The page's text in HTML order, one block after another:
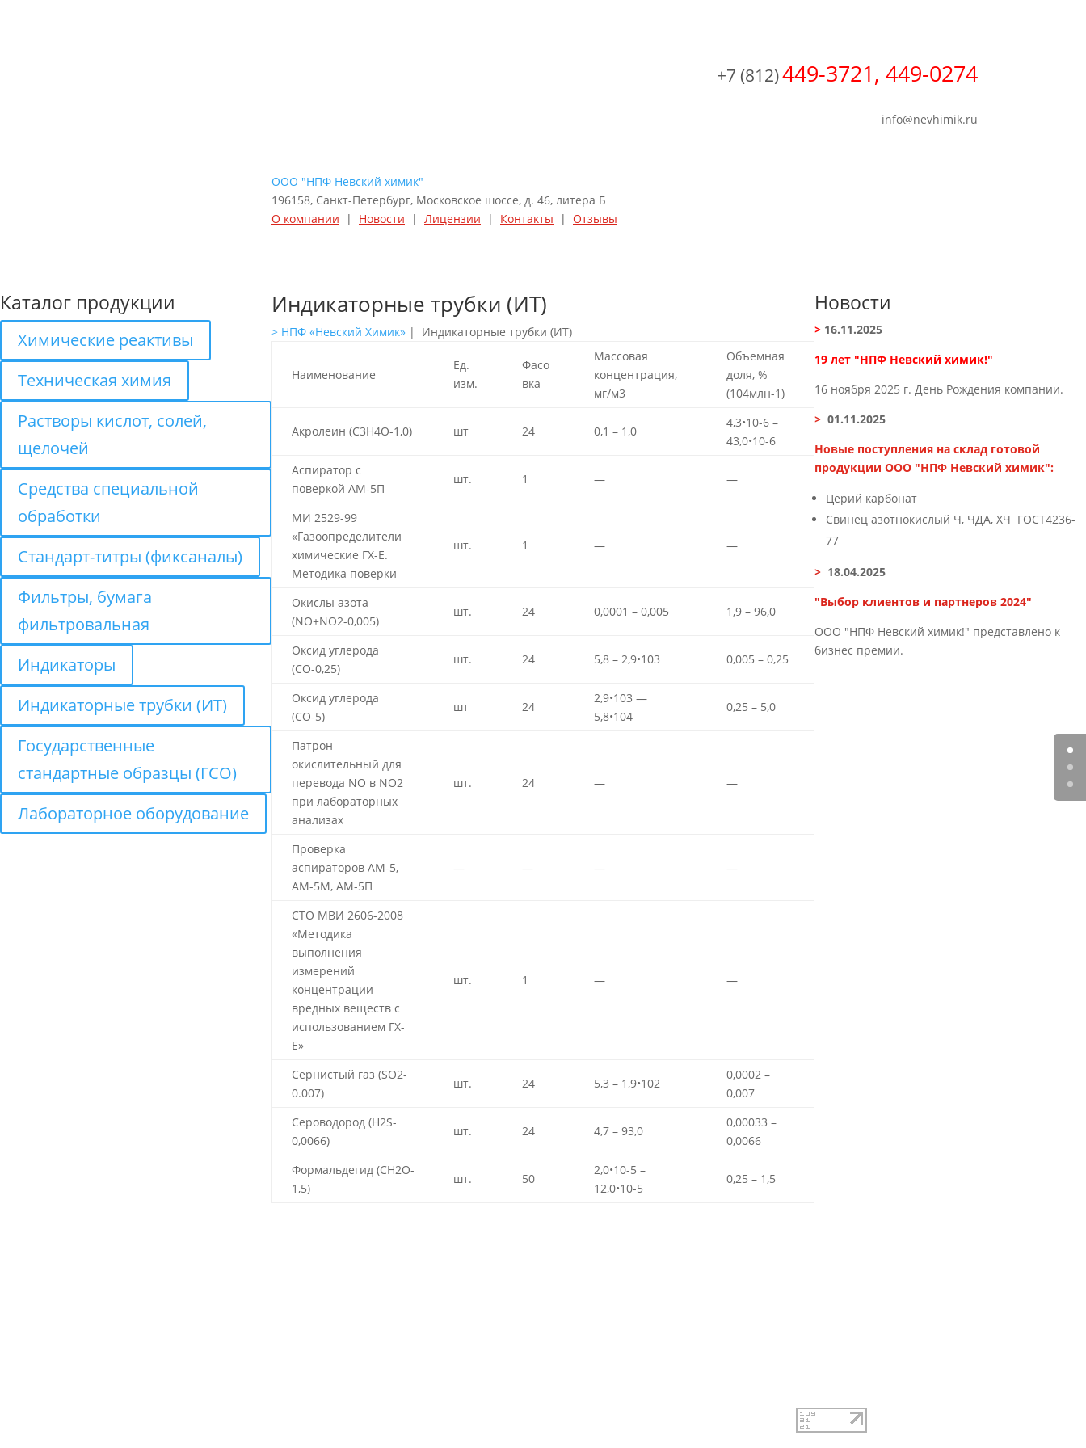
+7 (812)449-3721, 449-0274
info@nevhimik.ru
ООО "НПФ Невский химик"
196158, Санкт-Петербург, Московское шоссе, д. 46, литера Б
О компании | Новости | Лицензии | Контакты | Отзывы
Каталог продукции
Химические реактивы
Техническая химия
Растворы кислот, солей,
щелочей
Средства специальной
обработки
Стандарт-титры (фиксаналы)
Фильтры, бумага
фильтровальная
Индикаторы
Индикаторные трубки (ИТ)
Государственные
стандартные образцы (ГСО)
Лабораторное оборудование
Индикаторные трубки (ИТ)
> НПФ «Невский Химик» | Индикаторные трубки (ИТ)
Наименование
Ед.
изм.
Фасо
вка
Массовая
концентрация,
мг/м3
Объемная
доля, %
(104млн-1)
Акролеин (С3Н4О-1,0) шт 24 0,1 – 1,0
4,3•10-6 –
43,0•10-6
Аспиратор с
поверкой АМ-5П
шт. 1 — —
МИ 2529-99
«Газоопределители
химические ГХ-Е.
Методика поверки
шт. 1 — —
Окислы азота
(NO+NO2-0,005)
шт. 24 0,0001 – 0,005 1,9 – 96,0
Оксид углерода
(СО-0,25)
шт. 24 5,8 – 2,9•103 0,005 – 0,25
Оксид углерода
(СО-5)
шт 24
2,9•103 —
5,8•104
0,25 – 5,0
Патрон
окислительный для
перевода NO в NO2
при лабораторных
анализах
шт. 24 — —
Проверка
аспираторов АМ-5,
АМ-5М, АМ-5П
— — — —
СТО МВИ 2606-2008
«Методика
выполнения
измерений
концентрации
вредных веществ с
использованием ГХ-
Е»
шт. 1 — —
Сернистый газ (SO2-
0.007)
шт. 24 5,3 – 1,9•102
0,0002 –
0,007
Сероводород (H2S-
0,0066)
шт. 24 4,7 – 93,0
0,00033 –
0,0066
Формальдегид (CH2O-
1,5)
шт. 50
2,0•10-5 –
12,0•10-5
0,25 – 1,5
Новости
> 16.11.2025
19 лет "НПФ Невский химик!"
16 ноября 2025 г. День Рождения компании.
> 01.11.2025
Новые поступления на склад готовой
продукции ООО "НПФ Невский химик":
Церий карбонат
Свинец азотнокислый Ч, ЧДА, ХЧ ГОСТ4236-
77
> 18.04.2025
"Выбор клиентов и партнеров 2024"
ООО "НПФ Невский химик!" представлено к
бизнес премии.